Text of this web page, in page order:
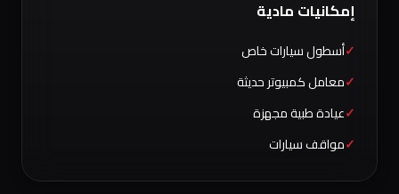
إمكانيات مادية
أسطول سيارات خاص
معامل كمبيوتر حديثة
عيادة طبية مجهزة
مواقف سيارات